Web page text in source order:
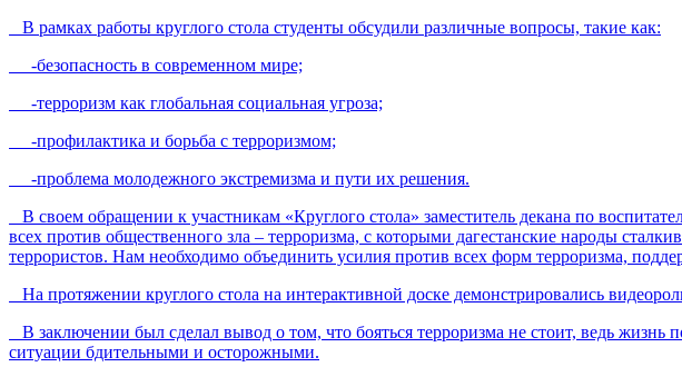
В рамках работы круглого стола студенты обсудили различные вопросы, такие как:
-безопасность в современном мире;
-терроризм как глобальная социальная угроза;
-профилактика и борьба с терроризмом;
-проблема молодежного экстремизма и пути их решения.
В своем обращении к участникам «Круглого стола» заместитель декана по
всех против общественного зла – терроризма, с которыми дагестанские народы
террористов. Нам необходимо объединить усилия против всех форм терроризма,
На протяжении круглого стола на интерактивной доске демонстрировались
В заключении был сделал вывод о том, что бояться терроризма не стоит, ведь
ситуации бдительными и осторожными.